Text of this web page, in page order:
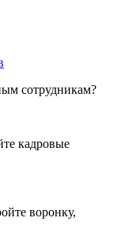
сотрудникам?
кадровые
воронку,